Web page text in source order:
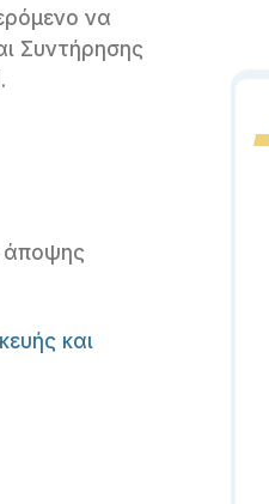
να
Συντήρησης
άποψης
και